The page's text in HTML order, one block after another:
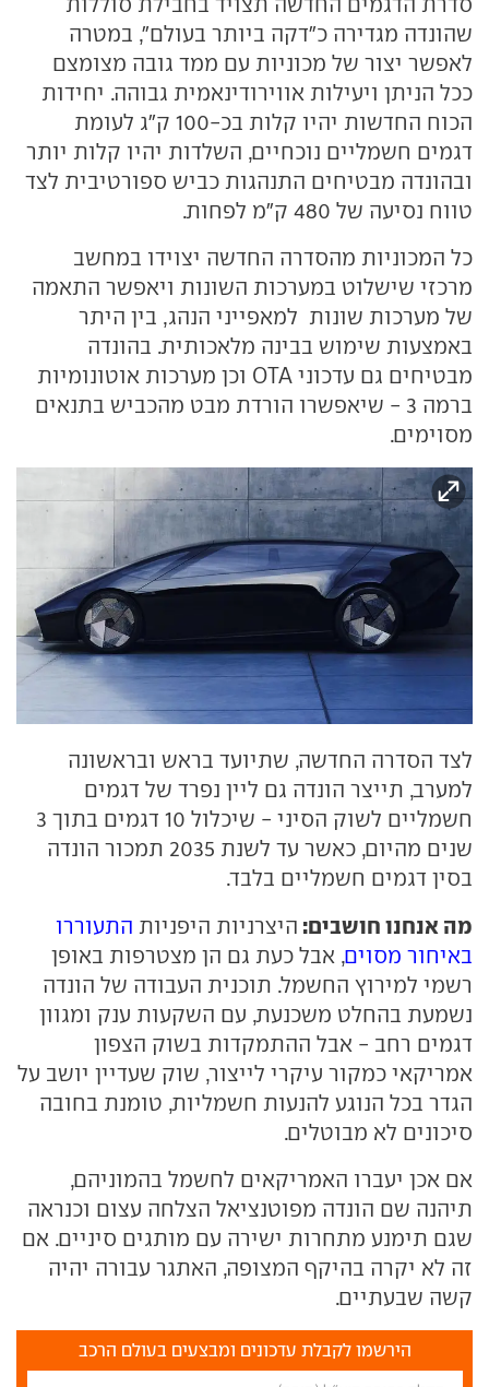
שהונדה מגדירה כ"דקה ביותר בעולם", במטרה
לאפשר יצור של מכוניות עם ממד גובה מצומצם
ככל הניתן ויעילות אווירודינאמית גבוהה. יחידות
הכוח החדשות יהיו קלות בכ-100 ק"ג לעומת
דגמים חשמליים נוכחיים, השלדות יהיו קלות יותר
ובהונדה מבטיחים התנהגות כביש ספורטיבית לצד
טווח נסיעה של 480 ק"מ לפחות.
כל המכוניות מהסדרה החדשה יצוידו במחשב
מרכזי שישלוט במערכות השונות ויאפשר התאמה
של מערכות שונות למאפייני הנהג, בין היתר
באמצעות שימוש בבינה מלאכותית. בהונדה
מבטיחים גם עדכוני OTA וכן מערכות אוטונומיות
ברמה 3 - שיאפשרו הורדת מבט מהכביש בתנאים
מסוימים.
לצד הסדרה החדשה, שתיועד בראש ובראשונה
למערב, תייצר הונדה גם ליין נפרד של דגמים
חשמליים לשוק הסיני - שיכלול 10 דגמים בתוך 3
שנים מהיום, כאשר עד לשנת 2035 תמכור הונדה
בסין דגמים חשמליים בלבד.
מה אנחנו חושבים: היצרניות היפניות התעוררו
באיחור מסוים, אבל כעת גם הן מצטרפות באופן
רשמי למירוץ החשמל. תוכנית העבודה של הונדה
נשמעת בהחלט משכנעת, עם השקעות ענק ומגוון
דגמים רחב - אבל ההתמקדות בשוק הצפון
אמריקאי כמקור עיקרי לייצור, שוק שעדיין יושב על
הגדר בכל הנוגע להנעות חשמליות, טומנת בחובה
סיכונים לא מבוטלים.
אם אכן יעברו האמריקאים לחשמל בהמוניהם,
תיהנה שם הונדה מפוטנציאל הצלחה עצום וכנראה
שגם תימנע מתחרות ישירה עם מותגים סיניים. אם
זה לא יקרה בהיקף המצופה, האתגר עבורה יהיה
קשה שבעתיים.
הירשמו לקבלת עדכונים ומבצעים בעולם הרכב